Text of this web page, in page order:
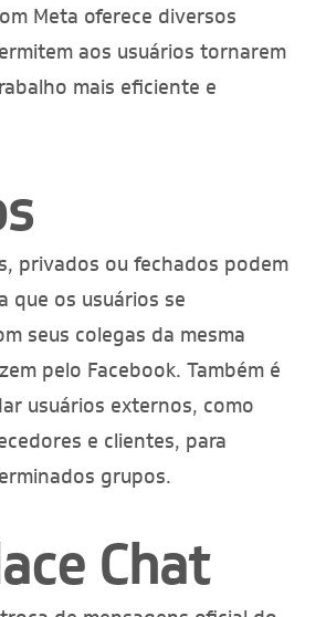
Meta oferece diversos
aos usuários tornarem
mais eficiente e
privados ou fechados podem
que os usuários se
seus colegas da mesma
pelo Facebook. Também é
usuários externos, como
e clientes, para
grupos.
Chat